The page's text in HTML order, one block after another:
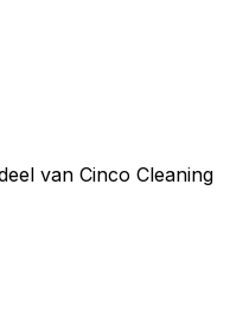
van Cinco Cleaning